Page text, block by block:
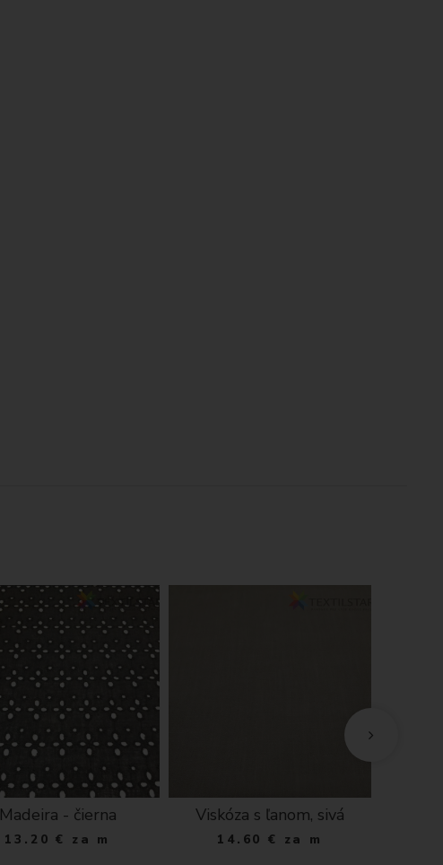
Madeira - čierna
13.20 € za m
Viskóza s ľanom, sivá
14.60 € za m